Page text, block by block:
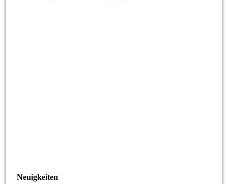
Neuigkeiten